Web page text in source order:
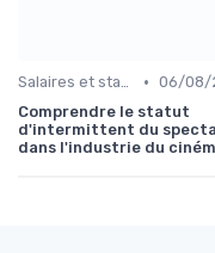
Salaires et statut d'intermittent • 06/08/
Comprendre le statut
d'intermittent du
dans l'industrie du